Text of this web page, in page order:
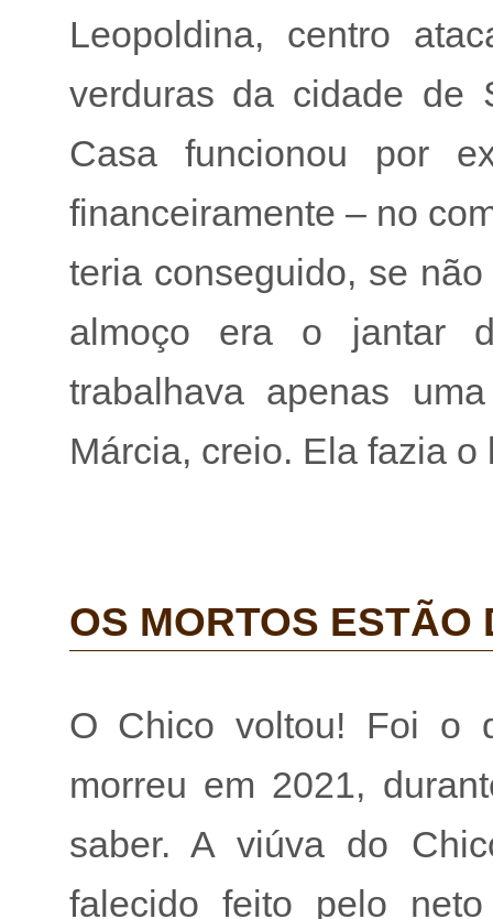
Leopoldina, centro
verduras da cidade de
Casa funcionou por
financeiramente – no
teria conseguido, se
almoço era o jantar
trabalhava apenas
Márcia, creio. Ela fazia o
OS MORTOS ESTÃO
O Chico voltou! Foi o
morreu em 2021,
saber. A viúva do
falecido feito pelo